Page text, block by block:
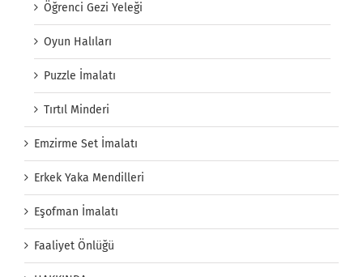
Öğrenci Gezi Yeleği
Oyun Halıları
Puzzle İmalatı
Tırtıl Minderi
Emzirme Set İmalatı
Erkek Yaka Mendilleri
Eşofman İmalatı
Faaliyet Önlüğü